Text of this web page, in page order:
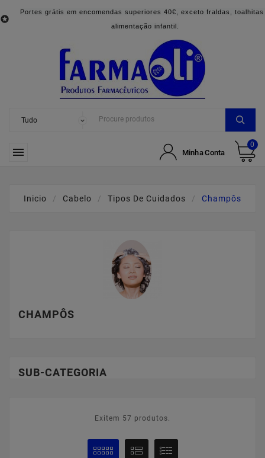

Portes grátis em encomendas superiores 40€, exceto fraldas, toalhitas
alimentação infantil.
 Minha Conta
0
Inicio Cabelo Tipos De Cuidados Champôs
CHAMPÔS
SUB-CATEGORIA
Exitem 57 produtos.